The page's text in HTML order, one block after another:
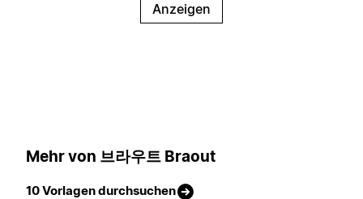
Anzeigen
Mehr von 브라우트 Braout
10 Vorlagen durchsuchen